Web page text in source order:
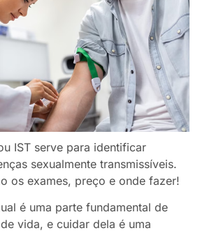
IST serve para identificar
sexualmente transmissíveis.
os exames, preço e onde fazer!
é uma parte fundamental de
vida, e cuidar dela é uma